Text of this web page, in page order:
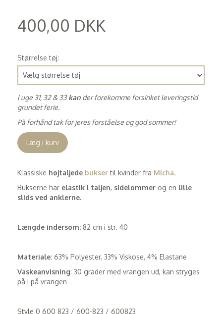
400,00 DKK
Størrelse tøj:
I uge 31, 32 & 33kan der forekomme forsinket leveringstid
grundet ferie.
På forhånd tak for jeres forståelse og god sommer!
Læg i kurv
Klassiske højtaljede bukser til kvinder fra Micha.
Bukserne har elastik i taljen, sidelommer og en lille
slids ved anklerne.
Længde indersøm: 82 cm i str. 40
Materiale: 63% Polyester, 33% Viskose, 4% Elastane
Vaskeanvisning: 30 grader med vrangen ud, kan stryges
på I på vrangen
Style 0 600 823 / 600-823 / 600823